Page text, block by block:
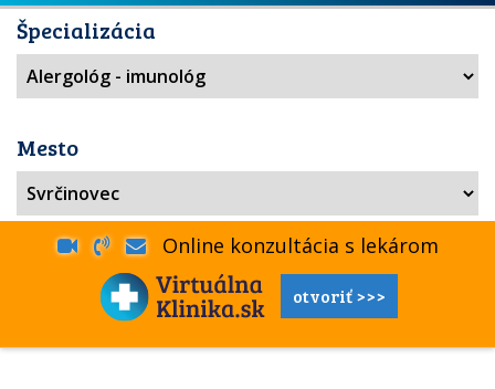
Špecializácia
Mesto
Online konzultácia s lekárom
otvoriť >>>